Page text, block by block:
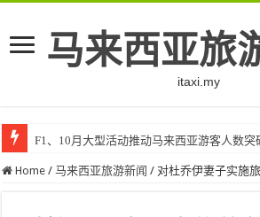
马来西亚旅
itaxi.my
F1、10月大型活动推动马来西亚游客人数突
Home / 马来西亚旅游新闻 / 对杜乔伊妻子实施